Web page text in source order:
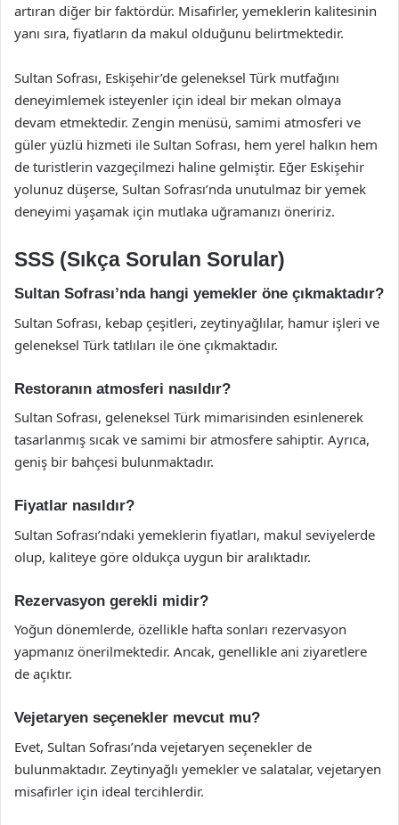
artıran diğer bir faktördür. Misafirler, yemeklerin kalitesinin
yanı sıra, fiyatların da makul olduğunu belirtmektedir.
Sultan Sofrası, Eskişehir’de geleneksel Türk mutfağını
deneyimlemek isteyenler için ideal bir mekan olmaya
devam etmektedir. Zengin menüsü, samimi atmosferi ve
güler yüzlü hizmeti ile Sultan Sofrası, hem yerel halkın hem
de turistlerin vazgeçilmezi haline gelmiştir. Eğer Eskişehir
yolunuz düşerse, Sultan Sofrası’nda unutulmaz bir yemek
deneyimi yaşamak için mutlaka uğramanızı öneririz.
SSS (Sıkça Sorulan Sorular)
Sultan Sofrası’nda hangi yemekler öne çıkmaktadır?
Sultan Sofrası, kebap çeşitleri, zeytinyağlılar, hamur işleri ve
geleneksel Türk tatlıları ile öne çıkmaktadır.
Restoranın atmosferi nasıldır?
Sultan Sofrası, geleneksel Türk mimarisinden esinlenerek
tasarlanmış sıcak ve samimi bir atmosfere sahiptir. Ayrıca,
geniş bir bahçesi bulunmaktadır.
Fiyatlar nasıldır?
Sultan Sofrası’ndaki yemeklerin fiyatları, makul seviyelerde
olup, kaliteye göre oldukça uygun bir aralıktadır.
Rezervasyon gerekli midir?
Yoğun dönemlerde, özellikle hafta sonları rezervasyon
yapmanız önerilmektedir. Ancak, genellikle ani ziyaretlere
de açıktır.
Vejetaryen seçenekler mevcut mu?
Evet, Sultan Sofrası’nda vejetaryen seçenekler de
bulunmaktadır. Zeytinyağlı yemekler ve salatalar, vejetaryen
misafirler için ideal tercihlerdir.